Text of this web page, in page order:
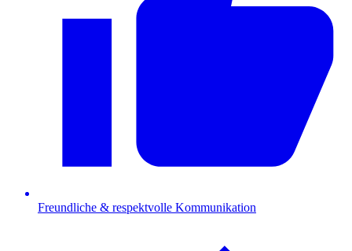
Freundliche & respektvolle Kommunikation